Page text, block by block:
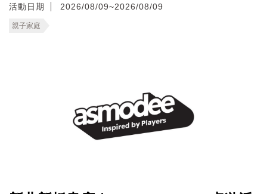
活動日期
2026/08/09~2026/08/09
親子家庭